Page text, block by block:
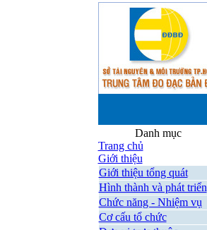
Danh mục
Trang chủ
Giới thiệu
Giới thiệu tổng quát
Hình thành và phát triển
Chức năng - Nhiệm vụ
Cơ cấu tổ chức